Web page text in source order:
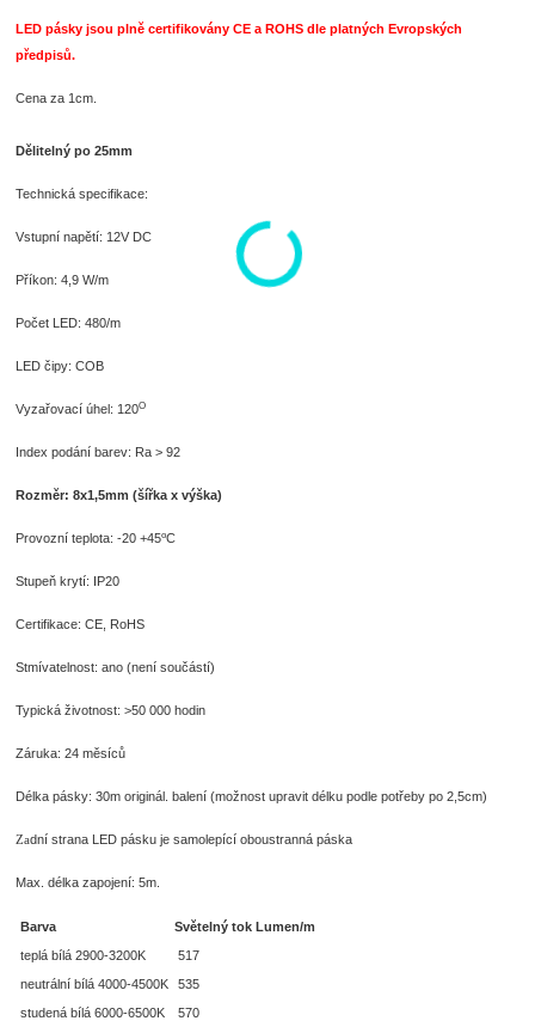
LED pásky jsou plně certifikovány CE a ROHS dle platných Evropských
předpisů.
Cena za 1cm.
Dělitelný po 25mm
Technická specifikace:
Vstupní napětí: 12V DC
Příkon: 4,9 W/m
Počet LED: 480/m
LED čipy: COB
Vyzařovací úhel: 120O
Index podání barev: Ra > 92
Rozměr: 8x1,5mm (šířka x výška)
Provozní teplota: -20 +45oC
Stupeň krytí: IP20
Certifikace: CE, RoHS
Stmívatelnost: ano (není součástí)
Typická životnost: >50 000 hodin
Záruka: 24 měsíců
Délka pásky: 30m originál. balení (možnost upravit délku podle potřeby po 2,5cm)
Zadní strana LED pásku je samolepící oboustranná páska
Max. délka zapojení: 5m.
Barva
Světelný tok Lumen/m
teplá bílá 2900-3200K
517
neutrální bílá 4000-4500K
535
studená bílá 6000-6500K
570